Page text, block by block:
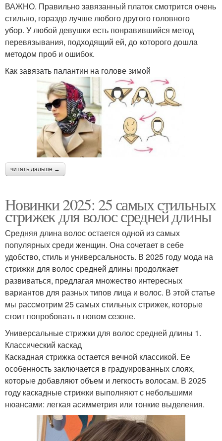
ВАЖНО. Правильно завязанный платок смотрится очень
стильно, гораздо лучше любого другого головного
убор. У любой девушки есть понравившийся метод
перевязывания, подходящий ей, до которого дошла
методом проб и ошибок.
Как завязать палантин на голове зимой
читать дальше →
Новинки 2025: 25 самых стильных
стрижек для волос средней длины
Средняя длина волос остается одной из самых
популярных среди женщин. Она сочетает в себе
удобство, стиль и универсальность. В 2025 году мода на
стрижки для волос средней длины продолжает
развиваться, предлагая множество интересных
вариантов для разных типов лица и волос. В этой статье
мы рассмотрим 25 самых стильных стрижек, которые
стоит попробовать в новом сезоне.
Универсальные стрижки для волос средней длины 1.
Классический каскад
Каскадная стрижка остается вечной классикой. Ее
особенность заключается в градуированных слоях,
которые добавляют объем и легкость волосам. В 2025
году каскадные стрижки выполняют с небольшими
нюансами: легкая асимметрия или тонкие выделения.